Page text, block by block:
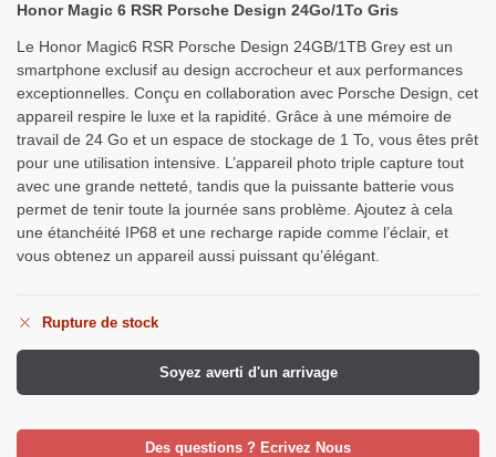
Honor Magic 6 RSR Porsche Design 24Go/1To Gris
Le Honor Magic6 RSR Porsche Design 24GB/1TB Grey est un
smartphone exclusif au design accrocheur et aux performances
exceptionnelles. Conçu en collaboration avec Porsche Design, cet
appareil respire le luxe et la rapidité. Grâce à une mémoire de
travail de 24 Go et un espace de stockage de 1 To, vous êtes prêt
pour une utilisation intensive. L’appareil photo triple capture tout
avec une grande netteté, tandis que la puissante batterie vous
permet de tenir toute la journée sans problème. Ajoutez à cela
une étanchéité IP68 et une recharge rapide comme l’éclair, et
vous obtenez un appareil aussi puissant qu’élégant.
Rupture de stock
Soyez averti d'un arrivage
Des questions ? Ecrivez Nous